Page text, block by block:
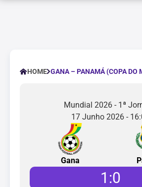
HOME GANA – PANAMÁ (COPA DO
Mundial 2026 - 1ª
17 Junho 2026 -
Gana
1 :0